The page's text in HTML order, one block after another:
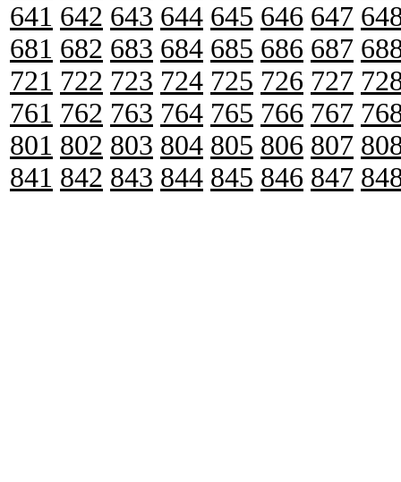
641 642 643 644 645 646 647
681 682 683 684 685 686 687
721 722 723 724 725 726 727
761 762 763 764 765 766 767
801 802 803 804 805 806 807
841 842 843 844 845 846 847